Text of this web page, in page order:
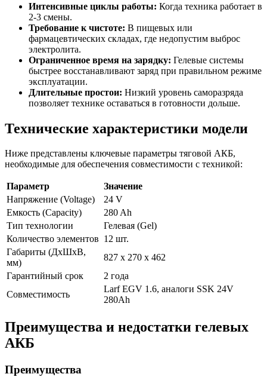
Интенсивные циклы работы: Когда техника работает в
2-3 смены.
Требование к чистоте: В пищевых или
фармацевтических складах, где недопустим выброс
электролита.
Ограниченное время на зарядку: Гелевые системы
быстрее восстанавливают заряд при правильном режиме
эксплуатации.
Длительные простои: Низкий уровень саморазряда
позволяет технике оставаться в готовности дольше.
Технические характеристики модели
Ниже представлены ключевые параметры тяговой АКБ,
необходимые для обеспечения совместимости с техникой:
Параметр
Значение
Напряжение (Voltage)
24 V
Емкость (Capacity)
280 Ah
Тип технологии
Гелевая (Gel)
Количество элементов 12 шт.
Габариты (ДхШхВ,
мм)
827 x 270 x 462
Гарантийный срок
2 года
Совместимость
Larf EGV 1.6, аналоги SSK 24V
280Ah
Преимущества и недостатки гелевых
АКБ
Преимущества